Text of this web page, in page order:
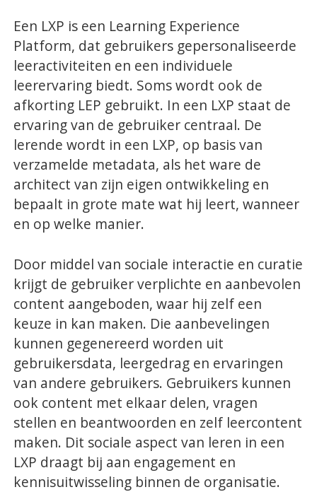
Diensten
Implementaties
SaaS
Integraties
Onze service
Klanten
Resources
E-books & White Papers
Events & Webinars
Productsheets
Cases
Een LXP is een Learning Experience
Platform, dat gebruikers gepersonaliseerde
leeractiviteiten en een individuele
leerervaring biedt. Soms wordt ook de
afkorting LEP gebruikt. In een LXP staat de
ervaring van de gebruiker centraal. De
lerende wordt in een LXP, op basis van
verzamelde metadata, als het ware de
architect van zijn eigen ontwikkeling en
bepaalt in grote mate wat hij leert, wanneer
en op welke manier.
Door middel van sociale interactie en curatie
krijgt de gebruiker verplichte en aanbevolen
content aangeboden, waar hij zelf een
keuze in kan maken. Die aanbevelingen
kunnen gegenereerd worden uit
gebruikersdata, leergedrag en ervaringen
van andere gebruikers. Gebruikers kunnen
ook content met elkaar delen, vragen
stellen en beantwoorden en zelf leercontent
maken. Dit sociale aspect van leren in een
LXP draagt bij aan engagement en
kennisuitwisseling binnen de organisatie.